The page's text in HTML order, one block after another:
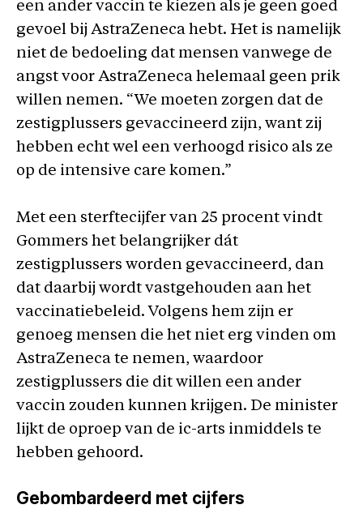
een ander vaccin te kiezen als je geen goed
gevoel bij AstraZeneca hebt. Het is namelijk
niet de bedoeling dat mensen vanwege de
angst voor AstraZeneca helemaal geen prik
willen nemen. “We moeten zorgen dat de
zestigplussers gevaccineerd zijn, want zij
hebben echt wel een verhoogd risico als ze
op de intensive care komen.”
Met een sterftecijfer van 25 procent vindt
Gommers het belangrijker dát
zestigplussers worden gevaccineerd, dan
dat daarbij wordt vastgehouden aan het
vaccinatiebeleid. Volgens hem zijn er
genoeg mensen die het niet erg vinden om
AstraZeneca te nemen, waardoor
zestigplussers die dit willen een ander
vaccin zouden kunnen krijgen. De minister
lijkt de oproep van de ic-arts inmiddels te
hebben gehoord.
Gebombardeerd met cijfers